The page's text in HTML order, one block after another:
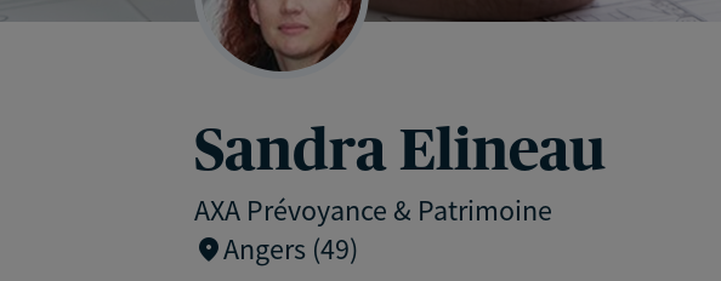
Sandra Elineau
AXA Prévoyance & Patrimoine
Angers (49)